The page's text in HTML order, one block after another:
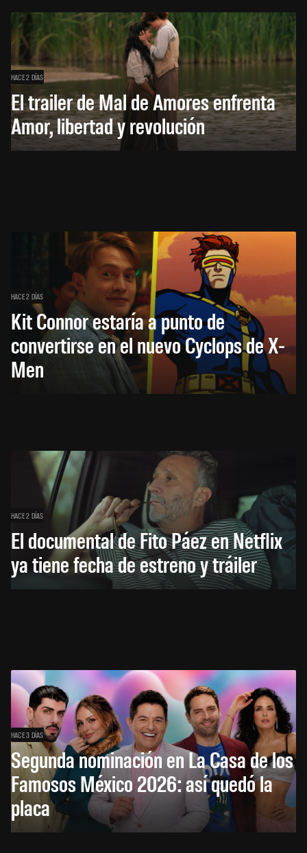
HACE 2 DÍAS
El trailer de Mal de Amores enfrenta
Amor, libertad y revolución
HACE 2 DÍAS
Kit Connor estaría a punto de
convertirse en el nuevo Cyclops de X-
Men
HACE 2 DÍAS
El documental de Fito Páez en Netflix
ya tiene fecha de estreno y tráiler
HACE 3 DÍAS
Segunda nominación en La Casa de los
Famosos México 2026: así quedó la
placa